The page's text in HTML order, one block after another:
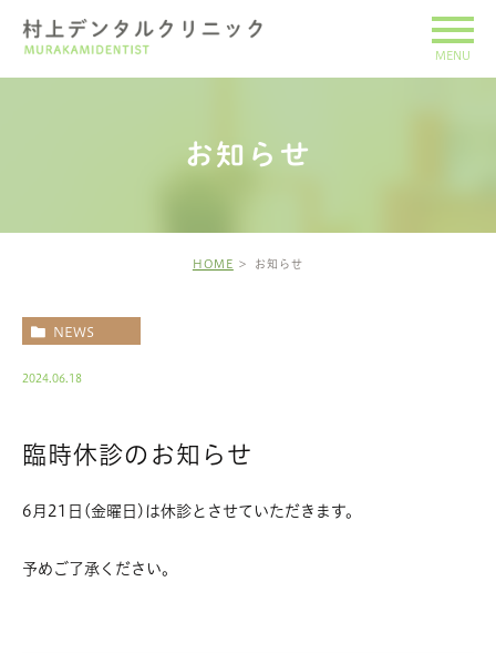
お知らせ
HOME お知らせ
NEWS
2024.06.18
臨時休診のお知らせ
6月21日(金曜日)は休診とさせていただきます。
予めご了承ください。